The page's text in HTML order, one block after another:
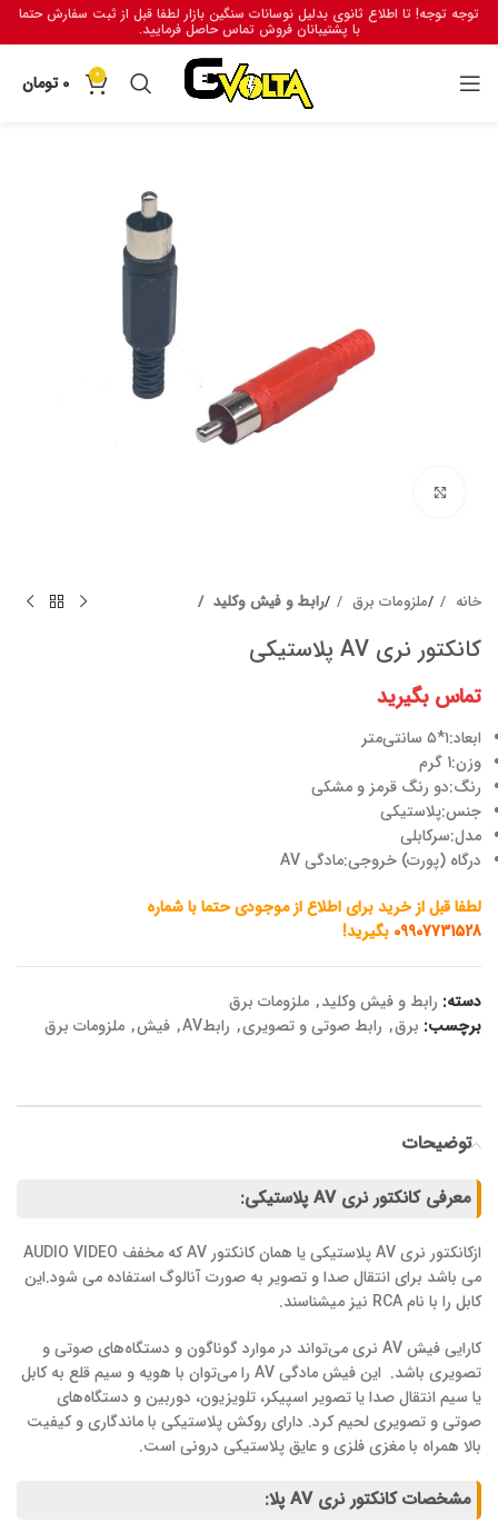
توجه توجه! تا اطلاع ثانوی بدلیل نوسانات سنگین بازار لطفا قبل از ثبت سفارش حتما
با پشتیبانان فروش تماس حاصل فرمایید.
0
0 تومان
خانه ملزومات برق رابط و فیش وکلید
کانکتور نری AV پلاستیکی
تماس بگیرید
ابعاد:۱*۵ سانتی‌متر
وزن:1 گرم
رنگ:دو رنگ قرمز و مشکی
جنس:پلاستیکی
مدل:سرکابلی
درگاه (پورت) خروجی:مادگی AV
لطفا قبل از خرید برای اطلاع از موجودی حتما با شماره
09907731528 بگیرید!
دسته: رابط و فیش وکلید, ملزومات برق
برچسب: برق, رابط صوتی و تصویری, رابطAV , فیش, ملزومات برق
توضیحات
معرفی کانکتور نری AV پلاستیکی:
ازکانکتور نری AV پلاستیکی یا همان کانکتور AV که مخفف AUDIO VIDEO
می باشد برای انتقال صدا و تصویر به صورت آنالوگ استفاده می شود.این
کابل را با نام RCA نیز میشناسند.
کارایی فیش AV نری می‌تواند در موارد گوناگون و دستگاه‌های صوتی و
تصویری باشد. این فیش مادگی AV را می‌توان با هویه و سیم قلع به کابل
یا سیم انتقال صدا یا تصویر اسپیکر، تلویزیون، دوربین و دستگاه‌های
صوتی و تصویری لحیم کرد. دارای روکش پلاستیکی با ماندگاری و کیفیت
بالا همراه با مغزی فلزی و عایق پلاستیکی درونی است.
مشخصات کانکتور نری AV پلا: